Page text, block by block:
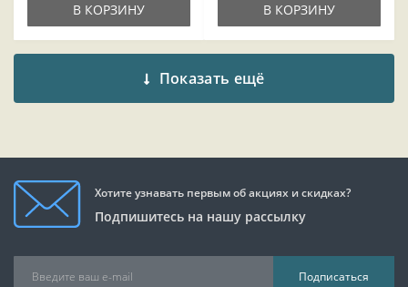
В КОРЗИНУ В КОРЗИНУ
Показать ещё
Хотите узнавать первым об акциях и скидках?
Подпишитесь на нашу рассылку
Подписаться